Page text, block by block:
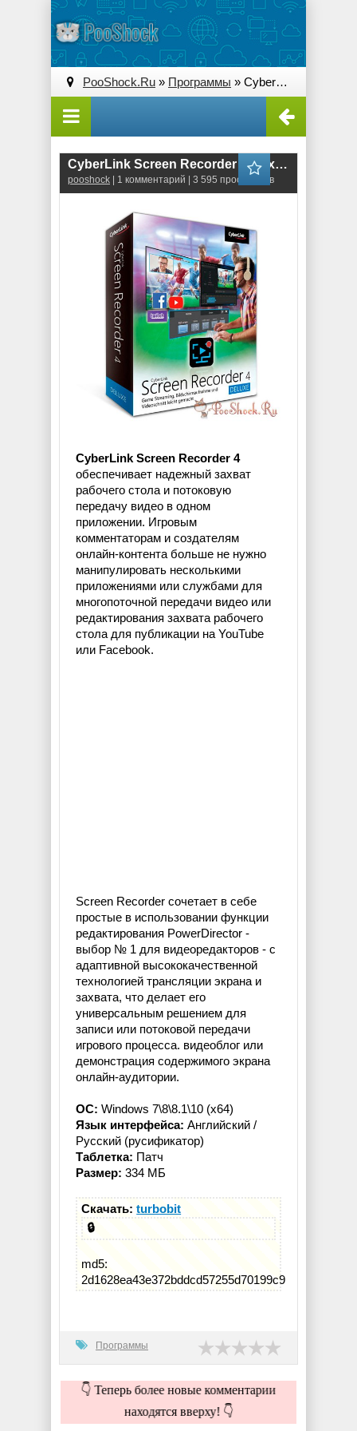
PooShock.Ru » Программы » CyberLink Screen Recorder Deluxe 4.2.4.10672
CyberLink Screen Recorder Deluxe 4.2.4.10672
pooshock | 1 комментарий | 3 595 просмотров
CyberLink Screen Recorder 4
обеспечивает надежный захват
рабочего стола и потоковую
передачу видео в одном
приложении. Игровым
комментаторам и создателям
онлайн-контента больше не нужно
манипулировать несколькими
приложениями или службами для
многопоточной передачи видео или
редактирования захвата рабочего
стола для публикации на YouTube
или Facebook.
Screen Recorder сочетает в себе
простые в использовании функции
редактирования PowerDirector -
выбор № 1 для видеоредакторов - с
адаптивной высококачественной
технологией трансляции экрана и
захвата, что делает его
универсальным решением для
записи или потоковой передачи
игрового процесса. видеоблог или
демонстрация содержимого экрана
онлайн-аудитории.
ОС: Windows 7\8\8.1\10 (x64)
Язык интерфейса: Английский /
Русский (русификатор)
Таблетка: Патч
Размер: 334 МБ
Скачать:turbobit
🔒
md5:
2d1628ea43e372bddcd57255d70199c9
Программы
👇 Теперь более новые комментарии
находятся вверху! 👇